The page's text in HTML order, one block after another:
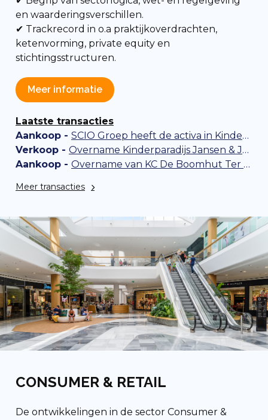
en waarderingsverschillen.
✔ Trackrecord in o.a praktijkoverdrachten,
ketenvorming, private equity en
stichtingsstructuren.
Meer informatie
Laatste transacties
Aankoop - SCIO Groep heeft de activa in Kinderopvang Olleke Bolleke overgenomen
Verkoop - Overname Kinderparadijs Jansen & Jansen door Kids Lodge
Aankoop - Overname van KC De Boomhut Ter Aar door Stichting Junis
Meer transacties
CONSUMER & RETAIL
De ontwikkelingen in de sector Consumer &